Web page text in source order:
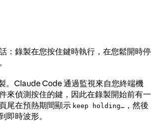
：錄製在您按住鍵時執行，在您鬆開時停
。Claude Code 通過監視來自您終端機
來偵測按住的鍵，因此在錄製開始前有一
尾在預熱期間顯示 keep holding… ，然後
即時波形。